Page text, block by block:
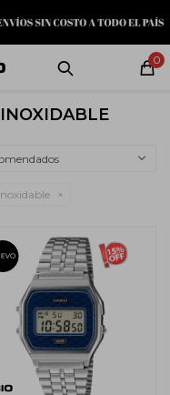
0
MI CUENTA